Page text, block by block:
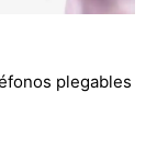
plegables